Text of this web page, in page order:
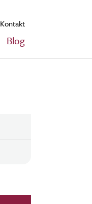
Kontakt
Blog